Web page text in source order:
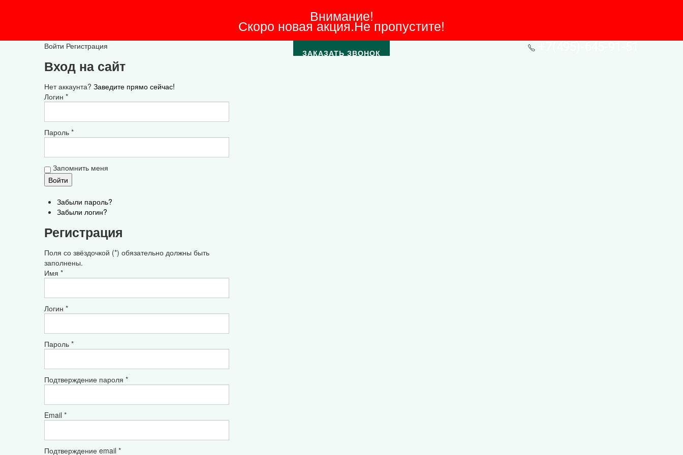
Внимание!
Скоро новая акция.Не пропустите!
Войти Регистрация
Вход на сайт
Нет аккаунта? Заведите прямо сейчас!
Логин *
Пароль *
Запомнить меня
Забыли пароль?
Забыли логин?
Регистрация
Поля со звёздочкой (*) обязательно должны быть
заполнены.
Имя *
Логин *
Пароль *
Подтверждение пароля *
Email *
Подтверждение email *
ЗАКАЗАТЬ ЗВОНОК